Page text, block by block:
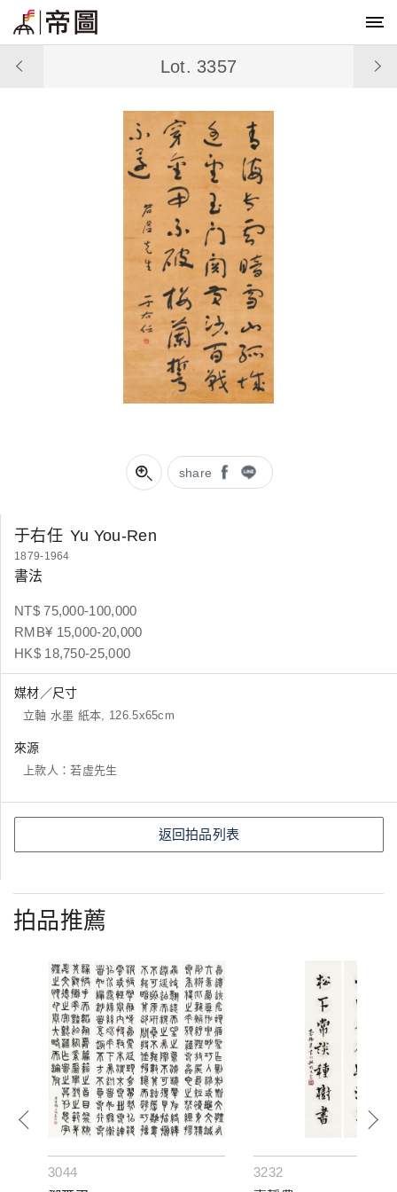
share
Lot. 3357
于右任 Yu You-Ren
1879-1964
書法
NT$ 75,000-100,000
RMB¥ 15,000-20,000
HK$ 18,750-25,000
媒材／尺寸
立軸 水墨 紙本, 126.5x65cm
來源
上款人：若虛先生
返回拍品列表
拍品推薦
3044
3232